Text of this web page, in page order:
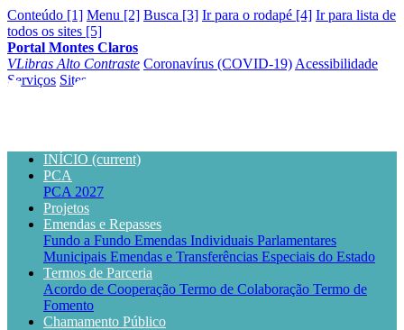
Conteúdo [1] Menu [2] Busca [3] Ir para o rodapé [4] Ir para lista de
todos os sites [5]
Portal Montes Claros
VLibras Alto Contraste Coronavírus (COVID-19) Acessibilidade
Serviços Sites
INÍCIO (current)
PCA
PCA 2027
Projetos
Emendas e Repasses
Fundo a Fundo Emendas Individuais Parlamentares
Municipais Emendas e Transferências Especiais do Estado
Termos de Parceria
Acordo de Cooperação Termo de Colaboração Termo de
Fomento
Chamamento Público